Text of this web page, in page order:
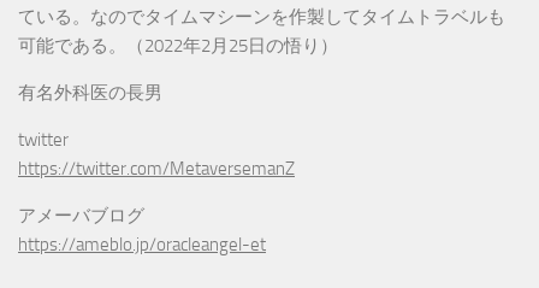
ている。なのでタイムマシーンを作製してタイムトラベルも
可能である。（2022年2月25日の悟り）
有名外科医の長男
twitter
https://twitter.com/MetaversemanZ
アメーバブログ
https://ameblo.jp/oracleangel-et